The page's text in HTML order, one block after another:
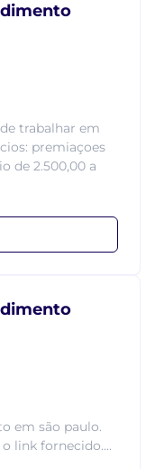
trabalhar em
premiaçoes
de 2.500,00 a
em são paulo.
link fornecido....